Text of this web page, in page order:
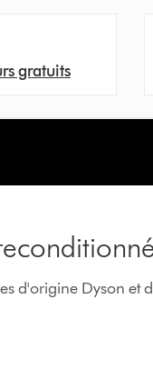
gratuits
d'origine Dyson et